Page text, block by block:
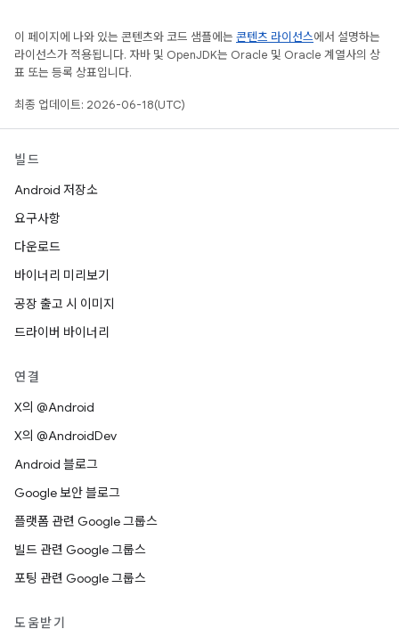
이 페이지에 나와 있는 콘텐츠와 코드 샘플에는 콘텐츠 라이선스에서 설명하는
라이선스가 적용됩니다. 자바 및 OpenJDK는 Oracle 및 Oracle 계열사의 상
표 또는 등록 상표입니다.
최종 업데이트: 2026-06-18(UTC)
빌드
Android 저장소
요구사항
다운로드
바이너리 미리보기
공장 출고 시 이미지
드라이버 바이너리
연결
X의 @Android
X의 @AndroidDev
Android 블로그
Google 보안 블로그
플랫폼 관련 Google 그룹스
빌드 관련 Google 그룹스
포팅 관련 Google 그룹스
도움받기